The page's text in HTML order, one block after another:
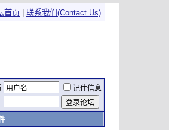
首页 联系我们(Contact Us)
记住信息